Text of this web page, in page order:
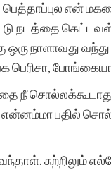
பெத்தாப்புல என்
நடத்தை
ஒரு நாளாவது
பெரிசா,
இதை நீ
என்னம்மா பதில்
சுற்றிலும்